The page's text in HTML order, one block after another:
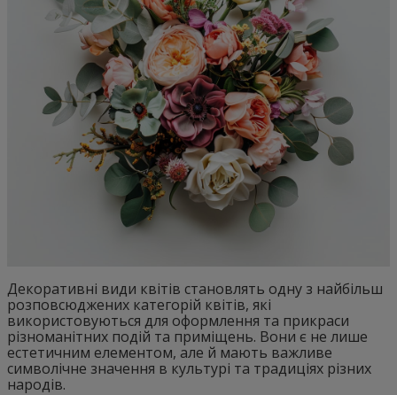
Декоративні види квітів становлять одну з найбільш
розповсюджених категорій квітів, які
використовуються для оформлення та прикраси
різноманітних подій та приміщень. Вони є не лише
естетичним елементом, але й мають важливе
символічне значення в культурі та традиціях різних
народів.